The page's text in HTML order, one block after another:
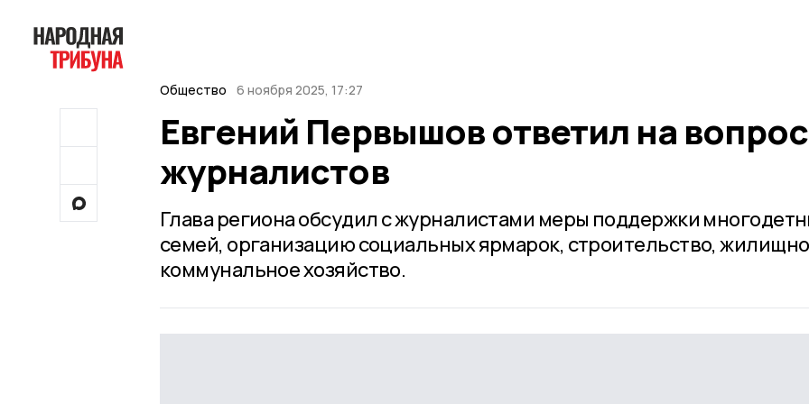
Общество 6 ноября 2025, 17:27
Евгений Первышов ответил на
журналистов
Глава региона обсудил с журналистами меры поддержки
семей, организацию социальных ярмарок, строительство,
коммунальное хозяйство.